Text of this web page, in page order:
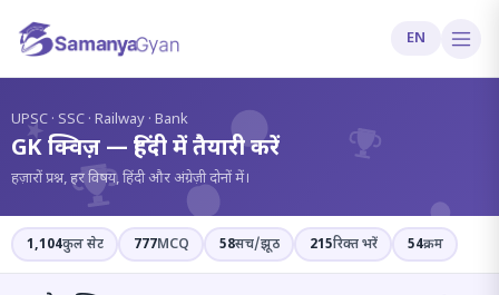
EN
?
UPSC · SSC · Railway · Bank
GK क्विज़ — हिंदी में तैयारी करें
हज़ारों प्रश्न, हर विषय, हिंदी और अंग्रेज़ी दोनों में।
1,104कुल सेट 777MCQ 58सच/झूठ 215रिक्त भरें 54क्रम